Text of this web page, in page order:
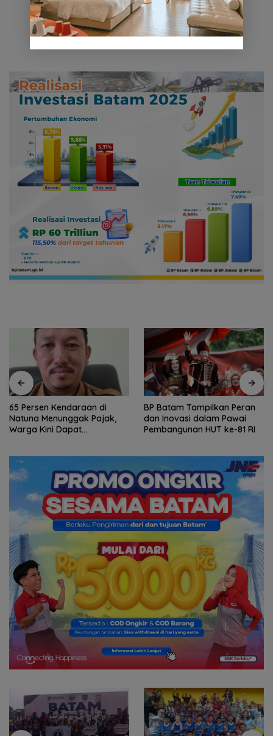
65 Persen Kendaraan di
Natuna Menunggak Pajak,
Warga Kini Dapat
BP Batam Tampilkan Peran
dan Inovasi dalam Pawai
Pembangunan HUT ke-81 RI